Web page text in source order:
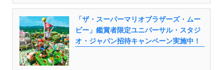
「ザ・スーパーマリオブラザーズ・ムー
ビー」鑑賞者限定ユニバーサル・スタジ
オ・ジャパン招待キャンペーン実施中！